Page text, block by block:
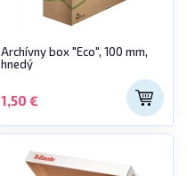
Archívny box "Eco", 100 mm,
hnedý
1,50 €